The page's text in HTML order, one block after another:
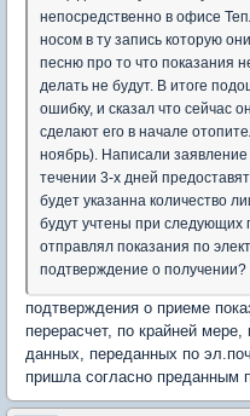
непосредственно в офисе
носом в ту запись которую
песню про то что показания
делать не будут. В итоге
ошибку, и сказал что сейчас
сделают его в начале
ноябрь). Написали
течении 3-х дней
будет указанна количество
будут учтены при следующих
отправлял показания по
подтверждение о получении?
подтверждения о приеме
перерасчет, по крайней
данных, переданных по
пришла согласно преданным